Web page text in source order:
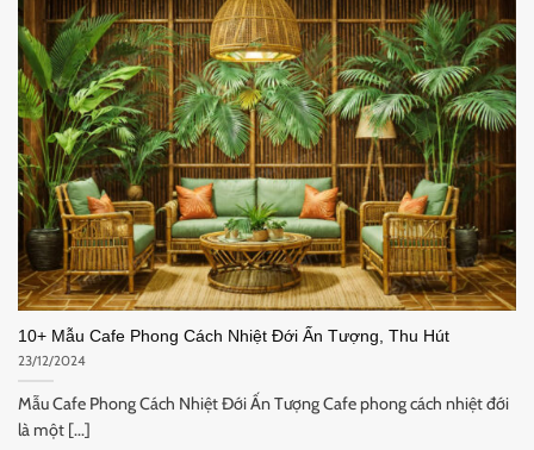
10+ Mẫu Cafe Phong Cách Nhiệt Đới Ấn Tượng, Thu Hút
23/12/2024
Mẫu Cafe Phong Cách Nhiệt Đới Ấn Tượng Cafe phong cách nhiệt đới
là một [...]